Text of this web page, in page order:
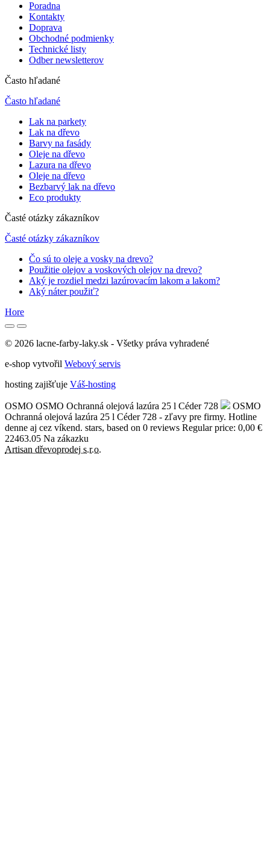
Poradna
Kontakty
Doprava
Obchodné podmienky
Technické listy
Odber newsletterov
Často hľadané
Často hľadané
Lak na parkety
Lak na dřevo
Barvy na fasády
Oleje na dřevo
Lazura na dřevo
Oleje na dřevo
Bezbarvý lak na dřevo
Eco produkty
Časté otázky zákazníkov
Časté otázky zákazníkov
Čo sú to oleje a vosky na drevo?
Použitie olejov a voskových olejov na drevo?
Aký je rozdiel medzi lazúrovacím lakom a lakom?
Aký náter použiť?
Hore
© 2026 lacne-farby-laky.sk - Všetky práva vyhradené
e-shop vytvořil Webový servis
hosting zajišťuje Váš-hosting
OSMO OSMO Ochranná olejová lazúra 25 l Céder 728
OSMO
Ochranná olejová lazúra 25 l Céder 728 - zľavy pre firmy. Hotline
denne aj cez víkend. stars, based on 0 reviews Regular price: 0,00 €
22463.05 Na zákazku
Artisan dřevoprodej s.r.o.